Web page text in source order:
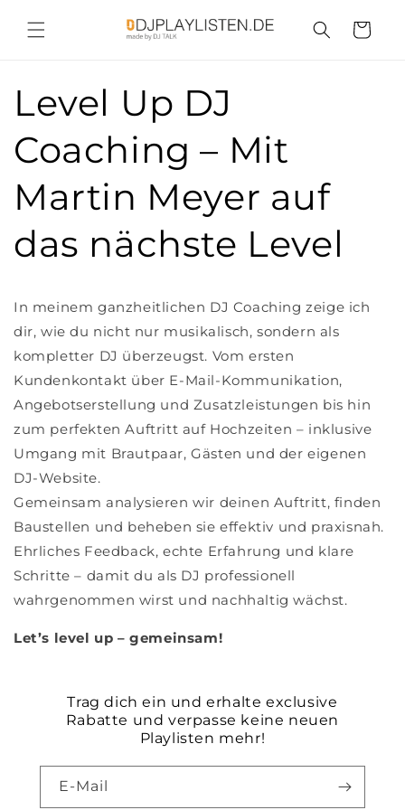
zum
Inhalt
Warenkorb
Level Up DJ
Coaching – Mit
Martin Meyer auf
das nächste Level
In meinem ganzheitlichen DJ Coaching zeige ich
dir, wie du nicht nur musikalisch, sondern als
kompletter DJ überzeugst. Vom ersten
Kundenkontakt über E-Mail-Kommunikation,
Angebotserstellung und Zusatzleistungen bis hin
zum perfekten Auftritt auf Hochzeiten – inklusive
Umgang mit Brautpaar, Gästen und der eigenen
DJ-Website.
Gemeinsam analysieren wir deinen Auftritt, finden
Baustellen und beheben sie effektiv und praxisnah.
Ehrliches Feedback, echte Erfahrung und klare
Schritte – damit du als DJ professionell
wahrgenommen wirst und nachhaltig wächst.
Let’s level up – gemeinsam!
Trag dich ein und erhalte exclusive
Rabatte und verpasse keine neuen
Playlisten mehr!
E-Mail